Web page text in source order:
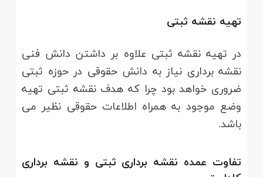
تهیه نقشه ثبتی
در تهیه نقشه ثبتی علاوه بر داشتن دانش فنی
نقشه برداری نیاز به دانش حقوقی در حوزه ثبتی
ضروری خواهد بود چرا که هدف نقشه ثبتی تهیه
وضع موجود به همراه اطلاعات حقوقی نظیر می
باشد.
تفاوت عمده نقشه برداری ثبتی و نقشه برداری